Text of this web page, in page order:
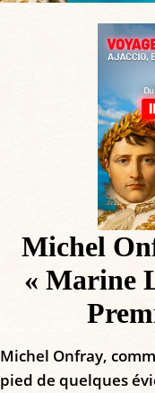
Michel
« Marine
Michel Onfray,
pied de quelques